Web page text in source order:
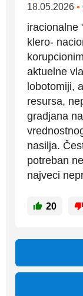
18.05.2026 •
iracionalne
klero-
aktuelne
lobotomiji,
resursa,
gradjana
nasilja.
potreban
najveci
20